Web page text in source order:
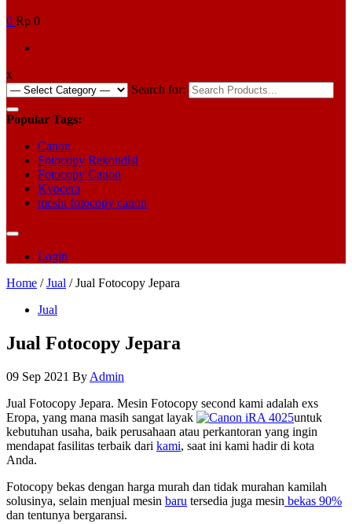
0 Rp 0
x
Search for:
Popular Tags:
Canon
Fotocopy Rekondisi
Fotocopy Canon
Kyocera
mesin fotocopy canon
Login
Home /Jual / Jual Fotocopy Jepara
Jual
Jual Fotocopy Jepara
09 Sep 2021 By Admin
Jual Fotocopy Jepara. Mesin Fotocopy second kami adalah exs
Eropa, yang mana masih sangat layak
untuk
kebutuhan usaha, baik perusahaan atau perkantoran yang ingin
mendapat fasilitas terbaik dari kami, saat ini kami hadir di kota
Anda.
Fotocopy bekas dengan harga murah dan tidak murahan kamilah
solusinya, selain menjual mesin baru tersedia juga mesin bekas 90%
dan tentunya bergaransi.